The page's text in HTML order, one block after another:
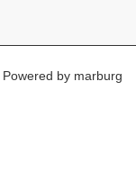
by marburg